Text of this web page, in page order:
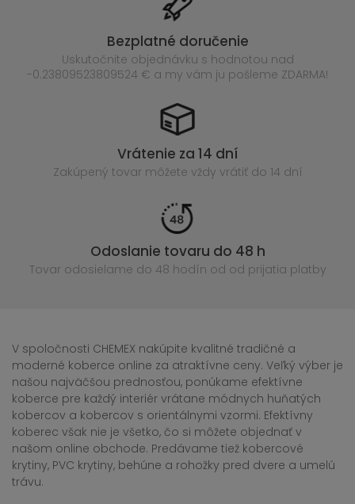
Bezplatné doručenie
Uskutočnite objednávku s hodnotou nad
-0.23809523809524 € a my vám ju pošleme ZDARMA!
Vrátenie za 14 dní
Zakúpený tovar môžete vždy vrátiť do 14 dní
Odoslanie tovaru do 48 h
Tovar odosielame do 48 hodín od od prijatia platby
V spoločnosti CHEMEX nakúpite kvalitné tradičné a
moderné koberce online za atraktívne ceny. Veľký výber je
našou najväčšou prednosťou, ponúkame efektívne
koberce pre každý interiér vrátane módnych huňatých
kobercov a kobercov s orientálnymi vzormi. Efektívny
koberec však nie je všetko, čo si môžete objednať v
našom online obchode. Predávame tiež kobercové
krytiny, PVC krytiny, behúne a rohožky pred dvere a umelú
trávu.